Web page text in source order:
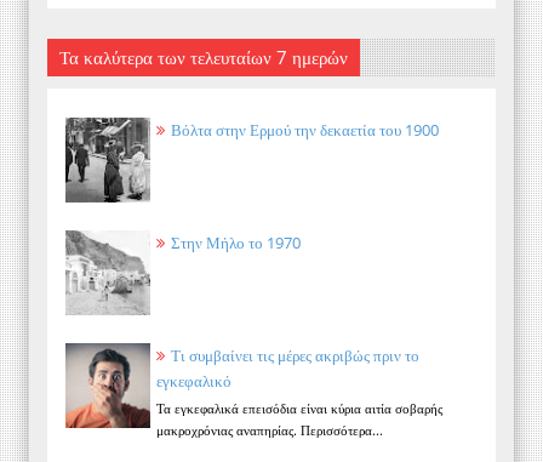
Τα καλύτερα των τελευταίων 7 ημερών
Βόλτα στην Ερμού την δεκαετία του 1900
Στην Μήλο το 1970
Τι συμβαίνει τις μέρες ακριβώς πριν το
εγκεφαλικό
Τα εγκεφαλικά επεισόδια είναι κύρια αιτία σοβαρής
μακροχρόνιας αναπηρίας. Περισσότερα...